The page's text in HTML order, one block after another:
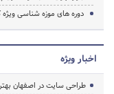
دوره های موزه شناسی ویژه
اخبار ویژه
طراحی سایت در اصفهان